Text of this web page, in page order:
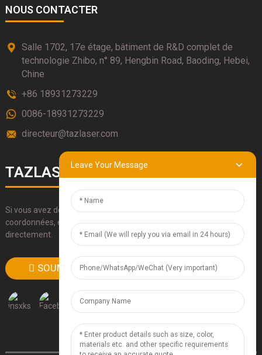
NOUS CONTACTER
Salle 1702, 17e étage, bâtiment de R&D complet de
technologie Zhibo, n° 89, Hengbin Road, Baoding, Hebei,
Chine
+86 18931273229
0086-18931273229
directeur@tazlaser.com
TAZLASERS
Si vous avez des questions sur nos produits, veuillez utiliser nos
coordonnées, envoyez-nous un e-mail ou appelez-nous
directement.
SOUMETTRE
Leave Your Message